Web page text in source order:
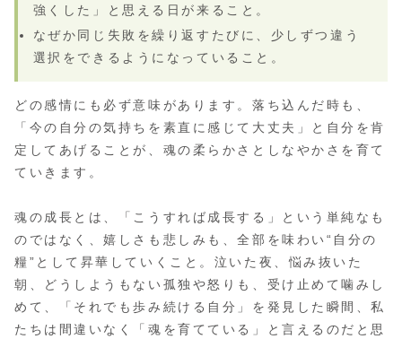
強くした」と思える日が来ること。
なぜか同じ失敗を繰り返すたびに、少しずつ違う
選択をできるようになっていること。
どの感情にも必ず意味があります。落ち込んだ時も、
「今の自分の気持ちを素直に感じて大丈夫」と自分を肯
定してあげることが、魂の柔らかさとしなやかさを育て
ていきます。
魂の成長とは、「こうすれば成長する」という単純なも
のではなく、嬉しさも悲しみも、全部を味わい“自分の
糧”として昇華していくこと。泣いた夜、悩み抜いた
朝、どうしようもない孤独や怒りも、受け止めて噛みし
めて、「それでも歩み続ける自分」を発見した瞬間、私
たちは間違いなく「魂を育てている」と言えるのだと思